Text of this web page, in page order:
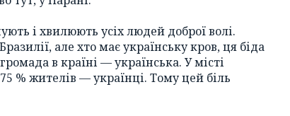
і хвилюють усіх людей доброї волі.
але хто має українську кров, ця біда
в країні — українська. У місті
% жителів — українці. Тому цей біль